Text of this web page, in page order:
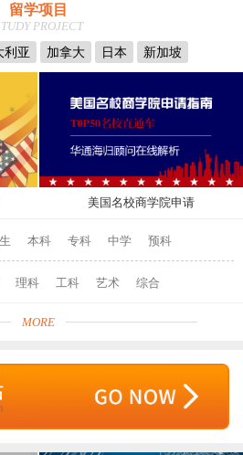
留学项目
PROJECT
利亚 加拿大 日本 新加坡
美国名校商学院申请
本科 专科 中学 预科
理科 工科 艺术 综合
MORE